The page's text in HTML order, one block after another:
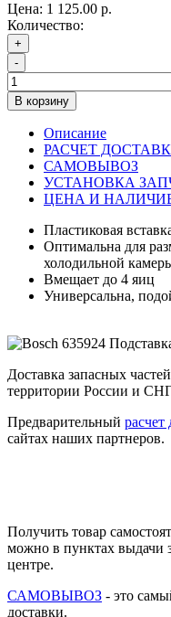
Цена: 1 125.00 р.
Количество:
+
-
В корзину
Описание
РАСЧЕТ
САМОВЫВОЗ
УСТАНОВКА
ЦЕНА И
Пластиковая
Оптимальна для
холодильной
Вмещает до 4 яиц
Универсальна,
Доставка запасных
территории России и
Предварительный расчет
сайтах наших партнеров.
Получить товар
можно в пунктах выдачи
центре.
САМОВЫВОЗ - это
доставки.